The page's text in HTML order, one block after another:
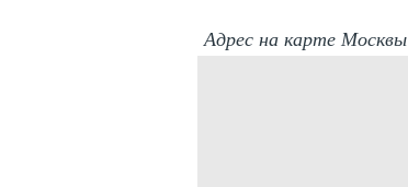
Адрес на карте Москвы